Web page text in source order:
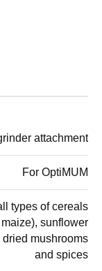
attachment
For OptiMUM
types of cereals
sunflower
dried mushrooms
and spices